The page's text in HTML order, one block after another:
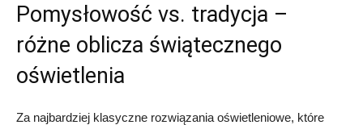
Pomysłowość vs. tradycja –
różne oblicza świątecznego
oświetlenia
Za najbardziej klasyczne rozwiązania oświetleniowe, które